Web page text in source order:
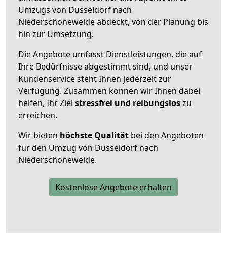
Umzugs von Düsseldorf nach
Niederschöneweide abdeckt, von der Planung bis
hin zur Umsetzung.
Die Angebote umfasst Dienstleistungen, die auf
Ihre Bedürfnisse abgestimmt sind, und unser
Kundenservice steht Ihnen jederzeit zur
Verfügung. Zusammen können wir Ihnen dabei
helfen, Ihr Ziel stressfrei und reibungsloszu
erreichen.
Wir bieten höchste Qualität bei den Angeboten
für den Umzug von Düsseldorf nach
Niederschöneweide.
Kostenlose Angebote erhalten